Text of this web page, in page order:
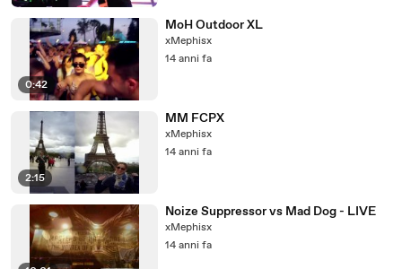
0:42
MoH Outdoor XL
xMephisx
14 anni fa
2:15
MM FCPX
xMephisx
14 anni fa
Noize Suppressor vs Mad Dog - LIVE
xMephisx
14 anni fa